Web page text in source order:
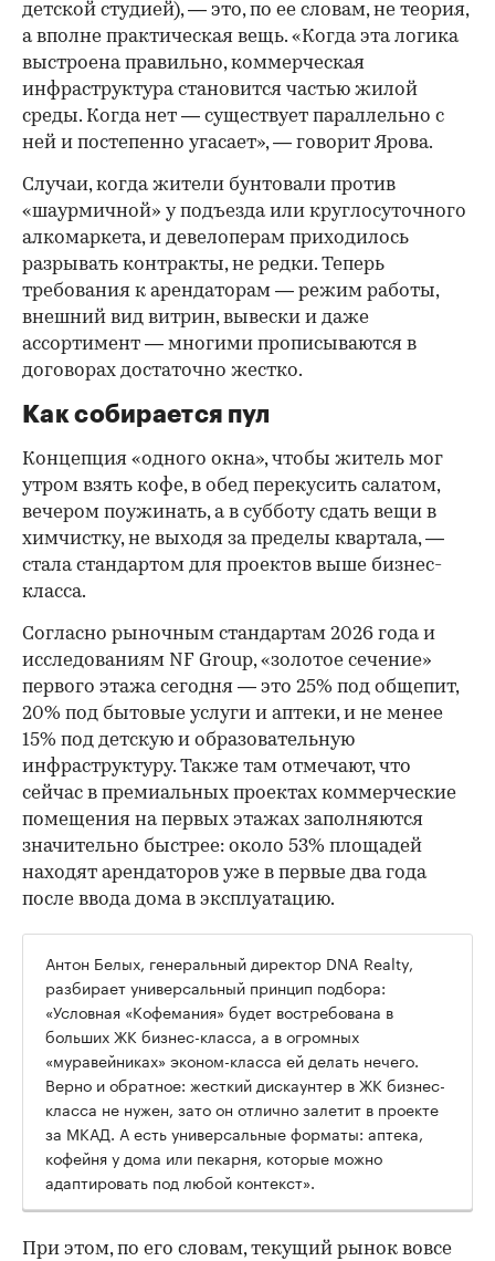
детской студией), — это, по ее словам, не теория,
а вполне практическая вещь. «Когда эта логика
выстроена правильно, коммерческая
инфраструктура становится частью жилой
среды. Когда нет — существует параллельно с
ней и постепенно угасает», — говорит Ярова.
Случаи, когда жители бунтовали против
«шаурмичной» у подъезда или круглосуточного
алкомаркета, и девелоперам приходилось
разрывать контракты, не редки. Теперь
требования к арендаторам — режим работы,
внешний вид витрин, вывески и даже
ассортимент — многими прописываются в
договорах достаточно жестко.
Как собирается пул
Концепция «одного окна», чтобы житель мог
утром взять кофе, в обед перекусить салатом,
вечером поужинать, а в субботу сдать вещи в
химчистку, не выходя за пределы квартала, —
стала стандартом для проектов выше бизнес-
класса.
Согласно рыночным стандартам 2026 года и
исследованиям NF Group, «золотое сечение»
первого этажа сегодня — это 25% под общепит,
20% под бытовые услуги и аптеки, и не менее
15% под детскую и образовательную
инфраструктуру. Также там отмечают, что
сейчас в премиальных проектах коммерческие
помещения на первых этажах заполняются
значительно быстрее: около 53% площадей
находят арендаторов уже в первые два года
после ввода дома в эксплуатацию.
Антон Белых, генеральный директор DNA Realty,
разбирает универсальный принцип подбора:
«Условная «Кофемания» будет востребована в
больших ЖК бизнес-класса, а в огромных
«муравейниках» эконом-класса ей делать нечего.
Верно и обратное: жесткий дискаунтер в ЖК бизнес-
класса не нужен, зато он отлично залетит в проекте
за МКАД. А есть универсальные форматы: аптека,
кофейня у дома или пекарня, которые можно
адаптировать под любой контекст».
При этом, по его словам, текущий рынок вовсе